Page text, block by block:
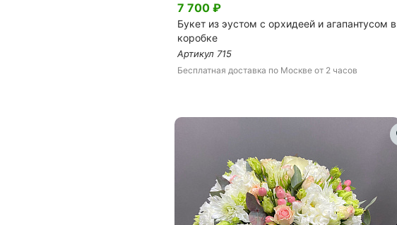
7 700 ₽
Букет из эустом с орхидеей и агапантусом в
коробке
Артикул 715
Бесплатная доставка по Москве от 2 часов